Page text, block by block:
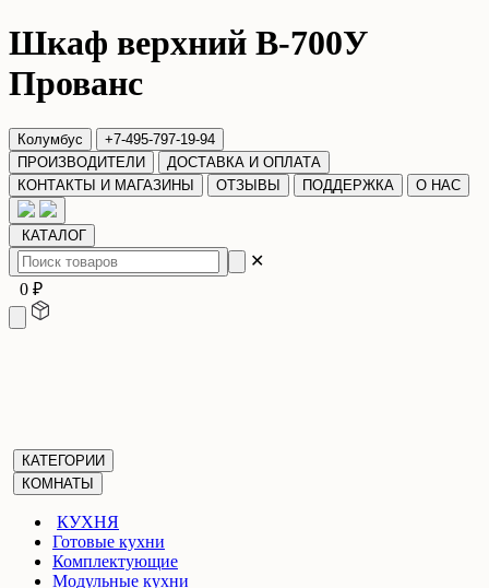
Шкаф верхний В-700У
Прованс
Колумбус
+7-495-797-19-94
ПРОИЗВОДИТЕЛИ
ДОСТАВКА И ОПЛАТА
КОНТАКТЫ И МАГАЗИНЫ
ОТЗЫВЫ ПОДДЕРЖКА О НАС
КАТАЛОГ
✕
0 ₽
КАТЕГОРИИ
КОМНАТЫ
КУХНЯ
Готовые кухни
Комплектующие
Модульные кухни